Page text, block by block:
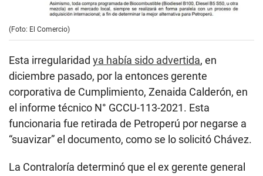
(Foto: El Comercio)
Esta irregularidad ya había sido advertida, en
diciembre pasado, por la entonces gerente
corporativa de Cumplimiento, Zenaida Calderón, en
el informe técnico N° GCCU-113-2021. Esta
funcionaria fue retirada de Petroperú por negarse a
“suavizar” el documento, como se lo solicitó Chávez.
La Contraloría determinó que el ex gerente general